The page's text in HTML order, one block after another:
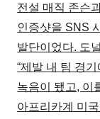
전설 매직 존슨
인증샷을 SNS
발단이었다. 도
“제발 내 팀 경
녹음이 됐고, 이
아프리카계 미